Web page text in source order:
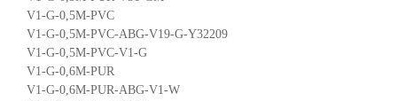
V1-G-0,5M-PVC
V1-G-0,5M-PVC-ABG-V19-G-Y32209
V1-G-0,5M-PVC-V1-G
V1-G-0,6M-PUR
V1-G-0,6M-PUR-ABG-V1-W